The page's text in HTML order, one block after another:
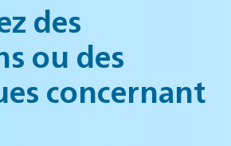
des
ou des
concernant